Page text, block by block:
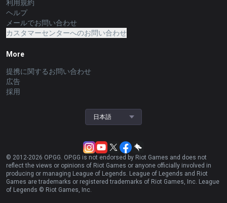
利用規約
ヘルプ
メールでお問い合わせ
カスタマーセンターへのお問い合わせ
More
提携に関するお問い合わせ
広告
採用
日本語
© 2012-2026 OP.GG. OP.GG is not endorsed by Riot Games and does not
reflect the views or opinions of Riot Games or anyone officially involved in
producing or managing League of Legends. League of Legends and Riot
Games are trademarks or registered trademarks of Riot Games, Inc. League
of Legends © Riot Games, Inc.